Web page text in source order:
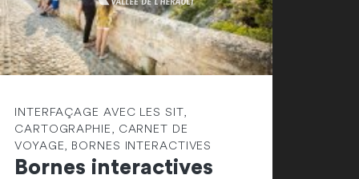
INTERFAÇAGE AVEC LES SIT,
CARTOGRAPHIE, CARNET DE
VOYAGE, BORNES INTERACTIVES
Bornes interactives